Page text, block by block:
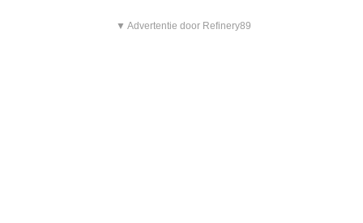
▼ Advertentie door Refinery89